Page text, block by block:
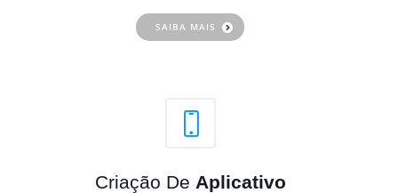
SAIBA MAIS
Criação De Aplicativo